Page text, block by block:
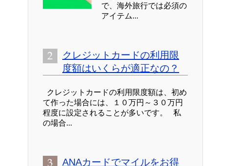
で、海外旅行では必須の
アイテム...
クレジットカードの利用限
度額はいくらが適正なの？
クレジットカードの利用限度額は、初め
て作った場合には、１０万円～３０万円
程度に設定されることが多いです。 私
の場合...
ANAカードでマイルをお得